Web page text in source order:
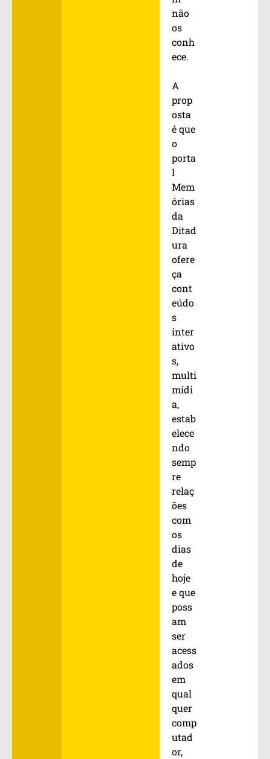
não
os
conh
ece.
A
prop
osta
é que
o
porta
l
Mem
órias
da
Ditad
ura
ofere
ça
cont
eúdo
s
inter
ativo
s,
multi
mídi
a,
estab
elece
ndo
semp
re
relaç
ões
com
os
dias
de
hoje
e que
poss
am
ser
acess
ados
em
qual
quer
comp
utad
or,